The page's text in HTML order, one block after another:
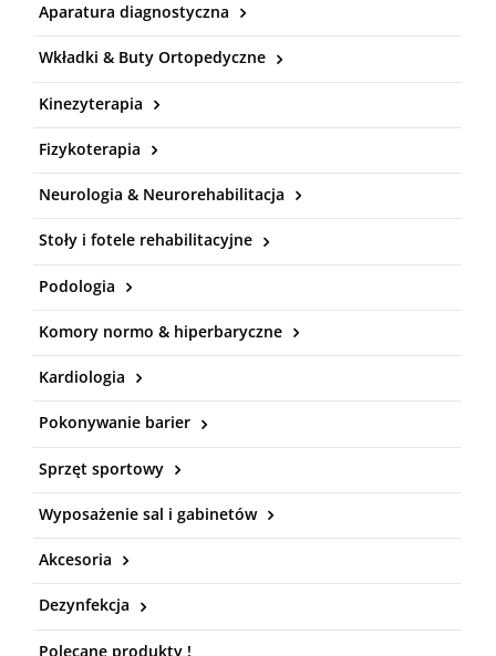
Aparatura diagnostyczna
Wkładki & Buty Ortopedyczne
Kinezyterapia
Fizykoterapia
Neurologia & Neurorehabilitacja
Stoły i fotele rehabilitacyjne
Podologia
Komory normo & hiperbaryczne
Kardiologia
Pokonywanie barier
Sprzęt sportowy
Wyposażenie sal i gabinetów
Akcesoria
Dezynfekcja
Polecane produkty !